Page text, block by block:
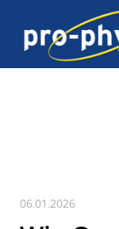
06.01.2026